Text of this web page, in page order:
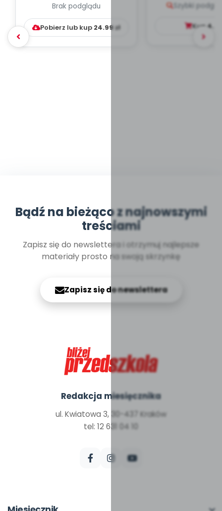
WYCHOWAWCZO –
DYDAKTYC...
Brak podglądu
Pobierz lub kup 24.99zł
Szybki
Kup
Bądź na bieżąco z najnowszymi
treściami
Zapisz się do newslettera i otrzymuj najlepsze
materiały prosto na swoją skrzynkę
Zapisz się do newslettera
Redakcja miesięcznika
ul. Kwiatowa 3, 30-437 Kraków
tel: 12 631 04 10